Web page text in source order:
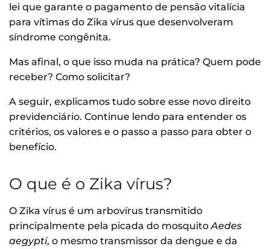
lei que garante o pagamento de pensão vitalícia
para vítimas do Zika vírus que desenvolveram
síndrome congênita.
Mas afinal, o que isso muda na prática? Quem pode
receber? Como solicitar?
A seguir, explicamos tudo sobre esse novo direito
previdenciário. Continue lendo para entender os
critérios, os valores e o passo a passo para obter o
benefício.
O que é o Zika vírus?
O Zika vírus é um arbovírus transmitido
principalmente pela picada do mosquito Aedes
aegypti, o mesmo transmissor da dengue e da